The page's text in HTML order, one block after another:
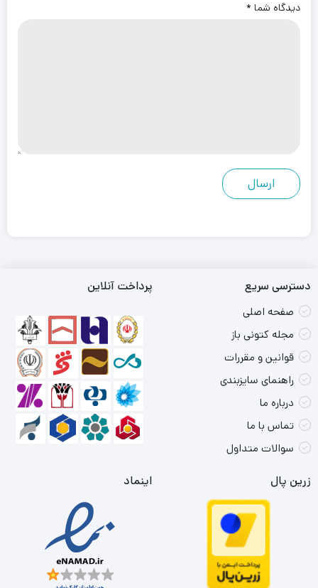
دیدگاه شما *
دسترسی سریع
صفحه اصلی
مجله کتونی باز
قوانین و مقررات
راهنمای سایزبندی
درباره ما
تماس با ما
سوالات متداول
پرداخت آنلاین
زرین پال اینماد